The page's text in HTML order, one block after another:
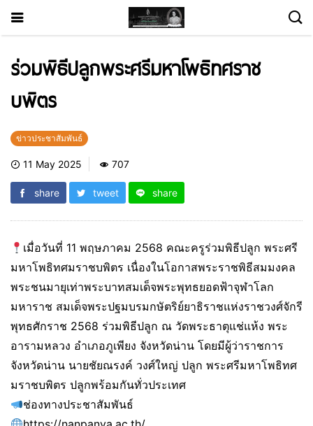
ร่วมพิธีปลูกพระศรีมหาโพธิทศราช
บพิตร
ข่าวประชาสัมพันธ์
11 May 2025 707
share tweet share
เมื่อวันที่ 11 พฤษภาคม 2568 คณะครูร่วมพิธีปลูก พระศรี
มหาโพธิทศมราชบพิตร เนื่องในโอกาสพระราชพิธีสมมงคล
พระชนมายุเท่าพระบาทสมเด็จพระพุทธยอดฟ้าจุฬาโลก
มหาราช สมเด็จพระปฐมบรมกษัตริย์ยาธิราชแห่งราชวงศ์จักรี
พุทธศักราช 2568 ร่วมพิธีปลูก ณ วัดพระธาตุแช่แห้ง พระ
อารามหลวง อำเภอภูเพียง จังหวัดน่าน โดยมีผู้ว่าราชการ
จังหวัดน่าน นายชัยณรงค์ วงศ์ใหญ่ ปลูก พระศรีมหาโพธิทศ
มราชบพิตร ปลูกพร้อมกันทั่วประเทศ
ช่องทางประชาสัมพันธ์